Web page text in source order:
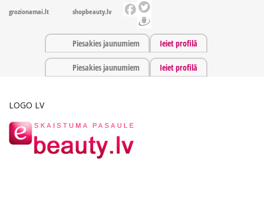
grozionamai.lt shopbeauty.lv
Piesakies jaunumiem Ieiet profilā
Piesakies jaunumiem Ieiet profilā
LOGO LV